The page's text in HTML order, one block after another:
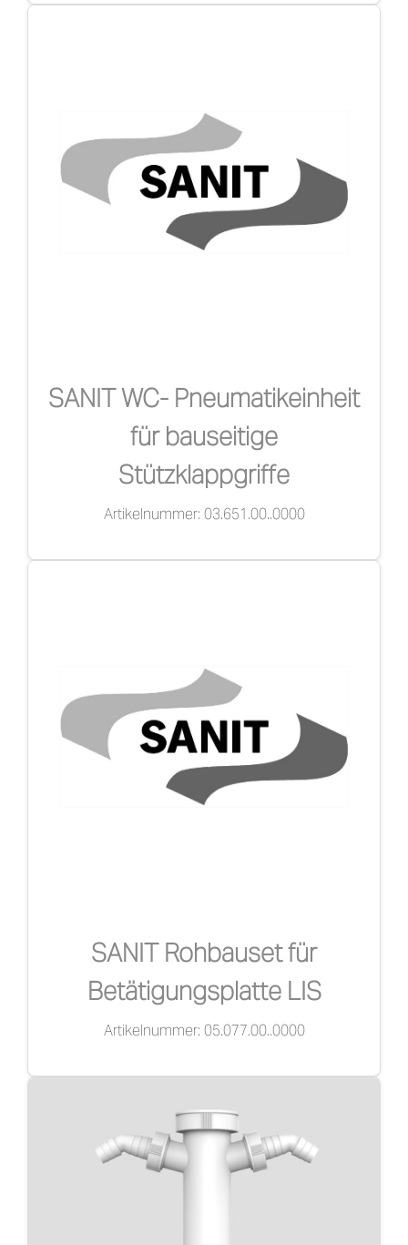
SANIT WC- Pneumatikeinheit
für bauseitige
Stützklappgriffe
Artikelnummer: 03.651.00..0000
SANIT Rohbauset für
Betätigungsplatte LIS
Artikelnummer: 05.077.00..0000